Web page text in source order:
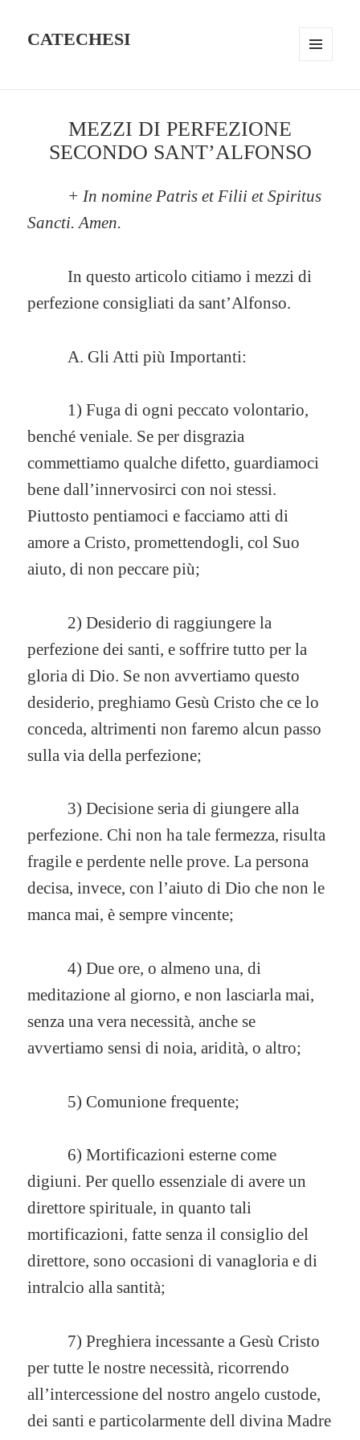
CATECHESI
MEZZI DI PERFEZIONE
SECONDO SANT’ALFONSO
+ In nomine Patris et Filii et Spiritus
Sancti. Amen.
In questo articolo citiamo i mezzi di
perfezione consigliati da sant’Alfonso.
A. Gli Atti più Importanti:
1) Fuga di ogni peccato volontario,
benché veniale. Se per disgrazia
commettiamo qualche difetto, guardiamoci
bene dall’innervosirci con noi stessi.
Piuttosto pentiamoci e facciamo atti di
amore a Cristo, promettendogli, col Suo
aiuto, di non peccare più;
2) Desiderio di raggiungere la
perfezione dei santi, e soffrire tutto per la
gloria di Dio. Se non avvertiamo questo
desiderio, preghiamo Gesù Cristo che ce lo
conceda, altrimenti non faremo alcun passo
sulla via della perfezione;
3) Decisione seria di giungere alla
perfezione. Chi non ha tale fermezza, risulta
fragile e perdente nelle prove. La persona
decisa, invece, con l’aiuto di Dio che non le
manca mai, è sempre vincente;
4) Due ore, o almeno una, di
meditazione al giorno, e non lasciarla mai,
senza una vera necessità, anche se
avvertiamo sensi di noia, aridità, o altro;
5) Comunione frequente;
6) Mortificazioni esterne come
digiuni. Per quello essenziale di avere un
direttore spirituale, in quanto tali
mortificazioni, fatte senza il consiglio del
direttore, sono occasioni di vanagloria e di
intralcio alla santità;
7) Preghiera incessante a Gesù Cristo
per tutte le nostre necessità, ricorrendo
all’intercessione del nostro angelo custode,
dei santi e particolarmente dell divina Madre